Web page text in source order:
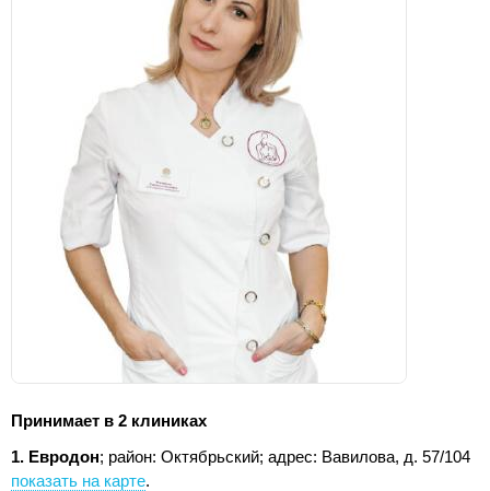
Принимает в 2 клиниках
1. Евродон; район: Октябрьский; адрес: Вавилова, д. 57/104
показать на карте.